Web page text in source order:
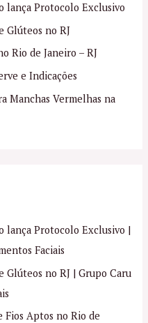
lança Protocolo Exclusivo
Glúteos no RJ
Rio de Janeiro – RJ
e Indicações
Manchas Vermelhas na
lança Protocolo Exclusivo |
Faciais
Glúteos no RJ | Grupo Caru
Fios Aptos no Rio de